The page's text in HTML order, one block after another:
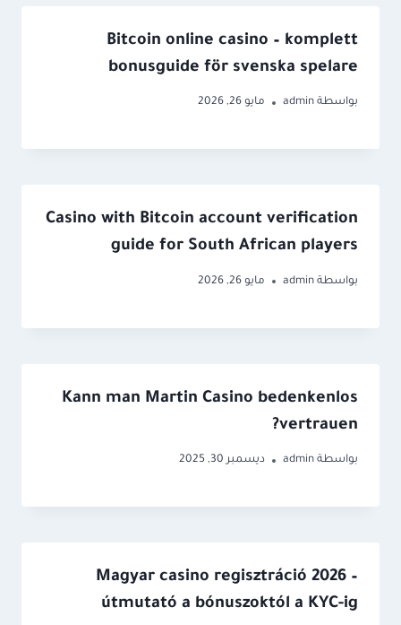
Bitcoin online casino – komplett
bonusguide för svenska spelare
بواسطة admin مايو 26, 2026
Casino with Bitcoin account verification
guide for South African players
بواسطة admin مايو 26, 2026
Kann man Martin Casino bedenkenlos
vertrauen?
بواسطة admin ديسمبر 30, 2025
Magyar casino regisztráció 2026 –
útmutató a bónuszoktól a KYC-ig